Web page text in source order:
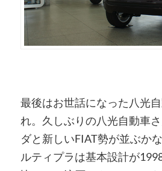
最後はお世話になった八光
れ。久しぶりの八光自動車
ダと新しいFIAT勢が並ぶか
ルティプラは基本設計が